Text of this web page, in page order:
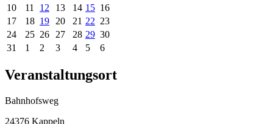
10
11 12 13 14 15 16
17
18 19 20 21 22 23
24
25 26 27 28 29 30
31
1 2 3 4 5 6
Veranstaltungsort
Bahnhofsweg
24376 Kappeln